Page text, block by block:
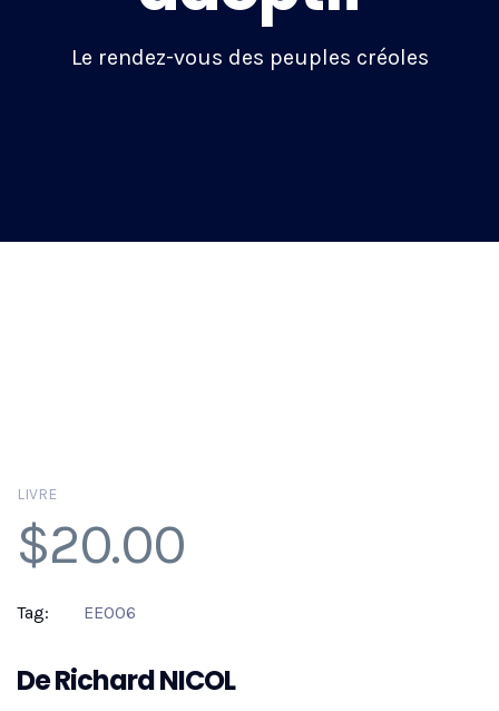
Le rendez-vous des peuples créoles
LIVRE
$20.00
Tag: EE006
De Richard NICOL